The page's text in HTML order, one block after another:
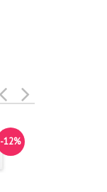
-12%